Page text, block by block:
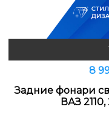
8
Задние фонари
ВАЗ